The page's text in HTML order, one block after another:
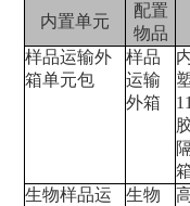
内置单元
配置
物品
样品运输外
箱单元包
样品
运输
外箱
生物样品运
生物